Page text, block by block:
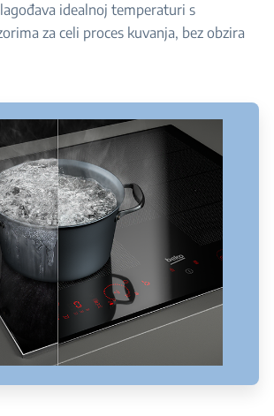
idealnoj temperaturi s
za celi proces kuvanja, bez obzira